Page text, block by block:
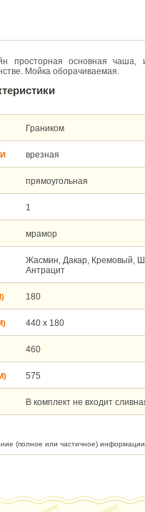
(полное или частичное)
просторная основная
Мойка оборачиваемая.
Граником
врезная
прямоугольная
1
мрамор
Жасмин, Дакар, Кремовый,
Антрацит
180
440 х 180
460
575
В комплект не входит